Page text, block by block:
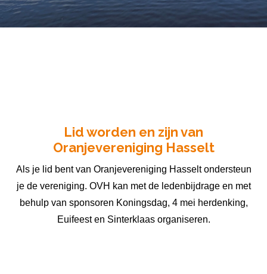
Lid worden en zijn van
Oranjevereniging Hasselt
Als je lid bent van Oranjevereniging Hasselt ondersteun
je de vereniging. OVH kan met de ledenbijdrage en met
behulp van sponsoren Koningsdag, 4 mei herdenking,
Euifeest en Sinterklaas organiseren.